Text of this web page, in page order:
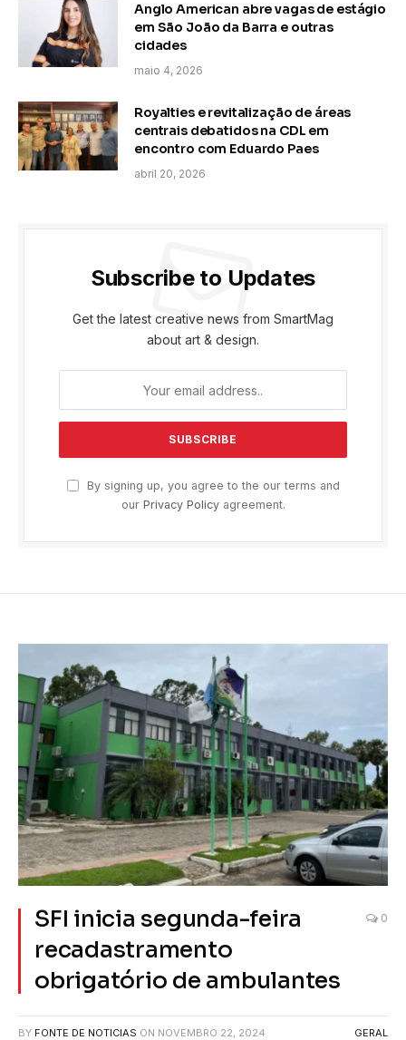
Anglo American abre vagas de estágio
em São João da Barra e outras
cidades
maio 4, 2026
Royalties e revitalização de áreas
centrais debatidos na CDL em
encontro com Eduardo Paes
abril 20, 2026
Subscribe to Updates
Get the latest creative news from SmartMag
about art & design.
By signing up, you agree to the our terms and
our Privacy Policyagreement.
SFI inicia segunda-feira
recadastramento
obrigatório de ambulantes
0
BY FONTE DE NOTICIAS ON NOVEMBRO 22, 2024 GERAL